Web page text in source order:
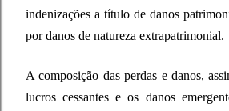
indenizações a título de danos
por danos de natureza extrapatrimonial.
A composição das perdas e danos,
lucros cessantes e os danos